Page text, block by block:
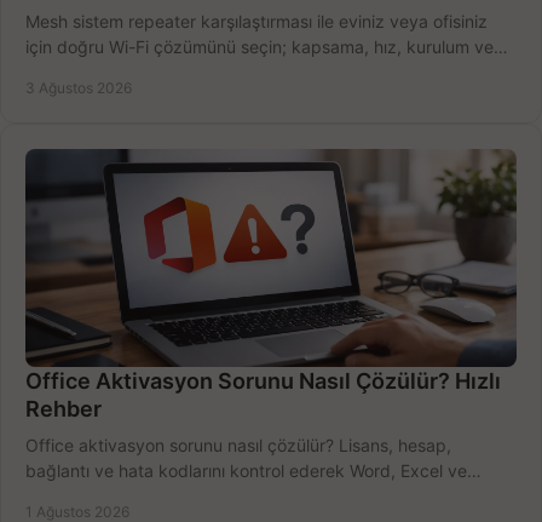
Mesh sistem repeater karşılaştırması ile eviniz veya ofisiniz
için doğru Wi-Fi çözümünü seçin; kapsama, hız, kurulum ve
3 Ağustos 2026
Office Aktivasyon Sorunu Nasıl Çözülür? Hızlı
Rehber
Office aktivasyon sorunu nasıl çözülür? Lisans, hesap,
bağlantı ve hata kodlarını kontrol ederek Word, Excel ve
1 Ağustos 2026